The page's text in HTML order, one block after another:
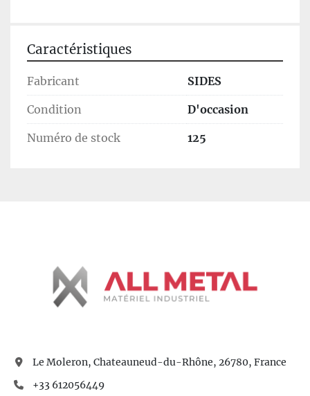
Caractéristiques
Fabricant SIDES
Condition D'occasion
Numéro de stock 125
Le Moleron, Chateauneud-du-Rhône, 26780, France
+33 612056449